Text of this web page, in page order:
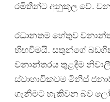
රමිතීන්ට අනුකූල වේ.
රධානතම හේතුව
හිඟවීමයි. සතුන්ගේ
වනාන්තරය තුළදීම
ස්වාභාවිකවම මිනිස්
ගැනීමට හැකිවන බව